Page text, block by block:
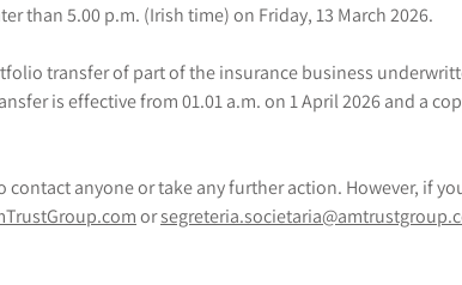
than 5.00 p.m. (Irish time) on Friday, 13 March 2026.
transfer of part of the insurance business
is effective from 01.01 a.m. on 1 April 2026 and a
anyone or take any further action. However, if
or